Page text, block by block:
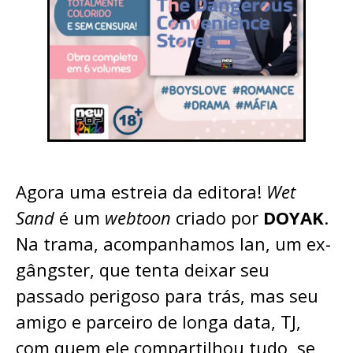
Agora uma estreia da editora! Wet
Sand é um webtoon criado por DOYAK.
Na trama, acompanhamos Ian, um ex-
gângster, que tenta deixar seu
passado perigoso para trás, mas seu
amigo e parceiro de longa data, TJ,
com quem ele compartilhou tudo, se